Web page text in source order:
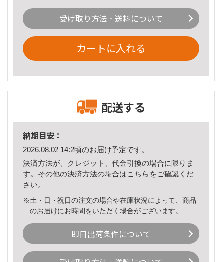
受け取り方法・送料について
カートに入れる
配送する
納期目安：
2026.08.02 14:2頃のお届け予定です。
決済方法が、クレジット、代金引換の場合に限りま
す。その他の決済方法の場合はこちら をご確認くだ
さい。
※土・日・祝日の注文の場合や在庫状況によって、商品
のお届けにお時間をいただく場合がございます。
即日出荷条件について